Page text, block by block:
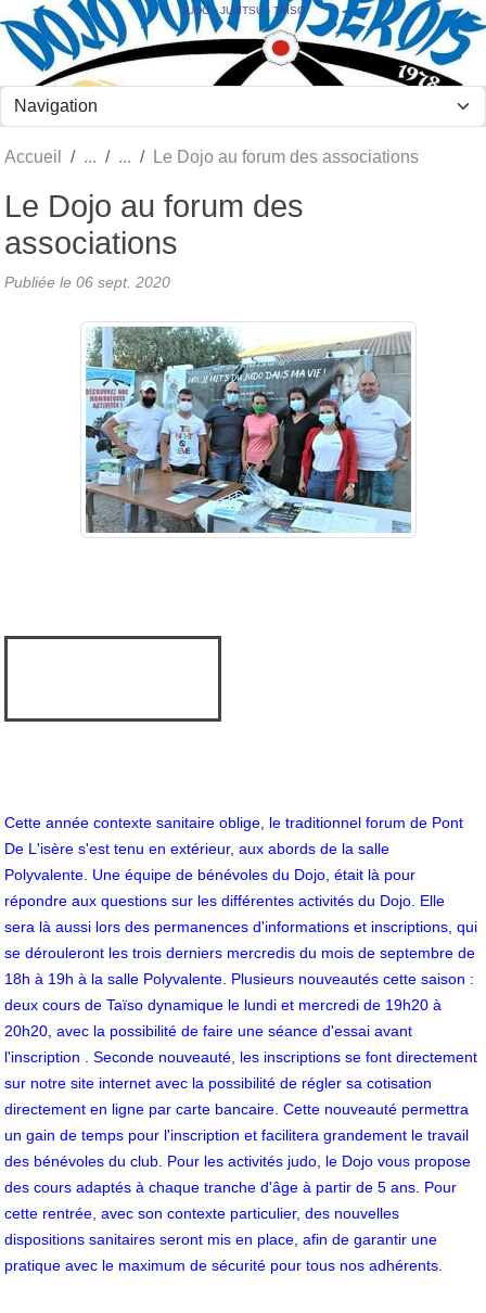
JUDO - JUJITSU - TAÏSO
Accueil Le Dojo au forum des associations
Le Dojo au forum des
associations
Publiée le 06 sept. 2020
Cette année contexte sanitaire oblige, le traditionnel forum de Pont
De L'isère s'est tenu en extérieur, aux abords de la salle
Polyvalente. Une équipe de bénévoles du Dojo, était là pour
répondre aux questions sur les différentes activités du Dojo. Elle
sera là aussi lors des permanences d'informations et inscriptions, qui
se dérouleront les trois derniers mercredis du mois de septembre de
18h à 19h à la salle Polyvalente. Plusieurs nouveautés cette saison :
deux cours de Taïso dynamique le lundi et mercredi de 19h20 à
20h20, avec la possibilité de faire une séance d'essai avant
l'inscription . Seconde nouveauté, les inscriptions se font directement
sur notre site internet avec la possibilité de régler sa cotisation
directement en ligne par carte bancaire. Cette nouveauté permettra
un gain de temps pour l'inscription et facilitera grandement le travail
des bénévoles du club. Pour les activités judo, le Dojo vous propose
des cours adaptés à chaque tranche d'âge à partir de 5 ans. Pour
cette rentrée, avec son contexte particulier, des nouvelles
dispositions sanitaires seront mis en place, afin de garantir une
pratique avec le maximum de sécurité pour tous nos adhérents.
Panneau de gestion des cookies